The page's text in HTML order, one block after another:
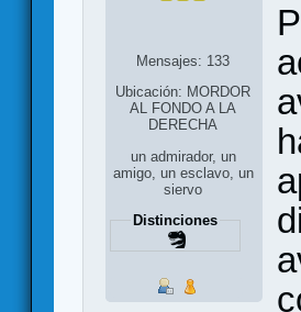
Mensajes: 133
Ubicación: MORDOR
AL FONDO A LA
DERECHA
un admirador, un
amigo, un esclavo, un
siervo
Distinciones